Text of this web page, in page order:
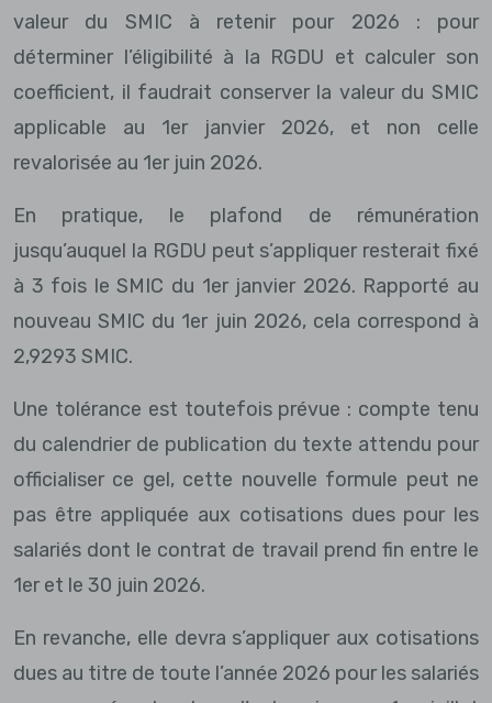
valeur du SMIC à retenir pour 2026 : pour
déterminer l’éligibilité à la RGDU et calculer son
coefficient, il faudrait conserver la valeur du SMIC
applicable au 1er janvier 2026, et non celle
revalorisée au 1er juin 2026.
En pratique, le plafond de rémunération
jusqu’auquel la RGDU peut s’appliquer resterait fixé
à 3 fois le SMIC du 1er janvier 2026. Rapporté au
nouveau SMIC du 1er juin 2026, cela correspond à
2,9293 SMIC.
Une tolérance est toutefois prévue : compte tenu
du calendrier de publication du texte attendu pour
officialiser ce gel, cette nouvelle formule peut ne
pas être appliquée aux cotisations dues pour les
salariés dont le contrat de travail prend fin entre le
1er et le 30 juin 2026.
En revanche, elle devra s’appliquer aux cotisations
dues au titre de toute l’année 2026 pour les salariés